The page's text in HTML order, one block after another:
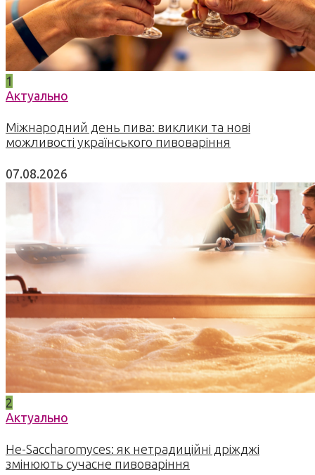
1
Актуально
Міжнародний день пива: виклики та нові
можливості українського пивоваріння
07.08.2026
2
Актуально
Не-Saccharomyces: як нетрадиційні дріжджі
змінюють сучасне пивоваріння